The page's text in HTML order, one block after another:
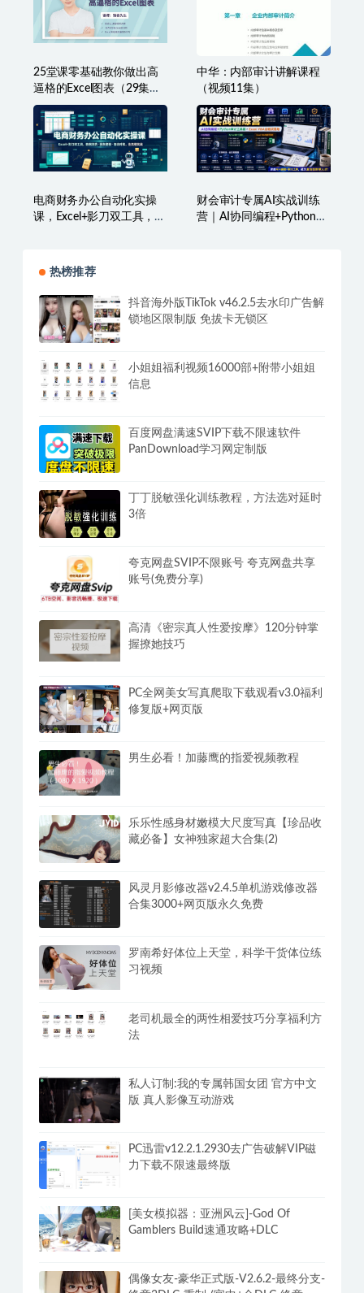
25堂课零基础教你做出高
逼格的Excel图表（29集
全）
中华：内部审计讲解课程
（视频11集）
电商财务办公自动化实操
课，Excel+影刀双工具，数
财会审计专属AI实战训练
营｜AI协同编程+Python审
热榜推荐
抖音海外版TikTok v46.2.5去水印广告解
锁地区限制版 免拔卡无锁区
小姐姐福利视频16000部+附带小姐姐
信息
百度网盘满速SVIP下载不限速软件
PanDownload学习网定制版
丁丁脱敏强化训练教程，方法选对延时
3倍
夸克网盘SVIP不限账号 夸克网盘共享
账号(免费分享)
高清《密宗真人性爱按摩》120分钟掌
握撩她技巧
PC全网美女写真爬取下载观看v3.0福利
修复版+网页版
男生必看！加藤鹰的指爱视频教程
乐乐性感身材嫩模大尺度写真【珍品收
藏必备】女神独家超大合集(2)
风灵月影修改器v2.4.5单机游戏修改器
合集3000+网页版永久免费
罗南希好体位上天堂，科学干货体位练
习视频
老司机最全的两性相爱技巧分享福利方
法
私人订制:我的专属韩国女团 官方中文
版 真人影像互动游戏
PC迅雷v12.2.1.2930去广告破解VIP磁
力下载不限速最终版
[美女模拟器：亚洲风云]-God Of
Gamblers Build速通攻略+DLC
偶像女友-豪华正式版-V2.6.2-最终分支-